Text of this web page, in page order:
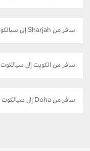
سافر من Sharjah إلى سيالكوت
سافر من الكويت إلى سيالكوت
سافر من Doha إلى سيالكوت